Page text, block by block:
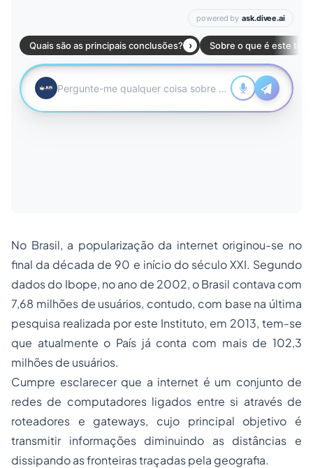
No Brasil, a popularização da internet originou-se no
final da década de 90 e início do século XXI. Segundo
dados do Ibope, no ano de 2002, o Brasil contava com
7,68 milhões de usuários, contudo, com base na última
pesquisa realizada por este Instituto, em 2013, tem-se
que atualmente o País já conta com mais de 102,3
milhões de usuários.
Cumpre esclarecer que a internet é um conjunto de
redes de computadores ligados entre si através de
roteadores e gateways, cujo principal objetivo é
transmitir informações diminuindo as distâncias e
dissipando as fronteiras traçadas pela geografia.